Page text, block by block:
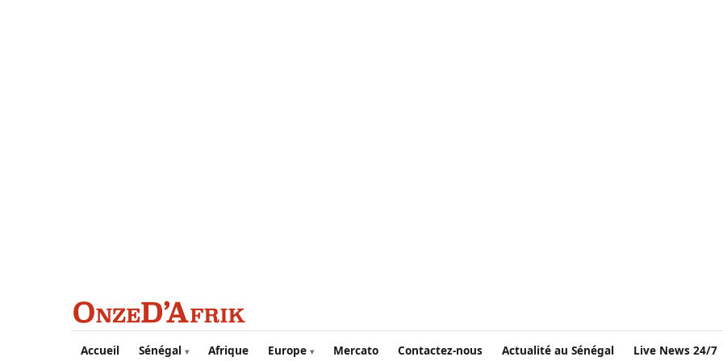
Aller au contenu principal
Accueil Sénégal Afrique Europe Mercato Contactez-nous Actualité au Sénégal Live News 24/7